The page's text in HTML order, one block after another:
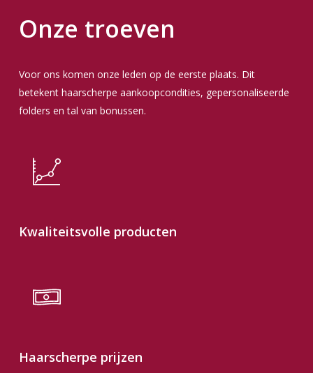
Onze troeven
Voor ons komen onze leden op de eerste plaats. Dit
betekent haarscherpe aankoopcondities, gepersonaliseerde
folders en tal van bonussen.
Kwaliteitsvolle producten
Haarscherpe prijzen